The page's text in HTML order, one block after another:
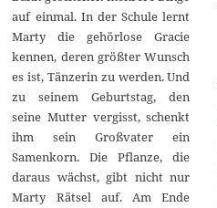
auf einmal. In der Schule lernt
Marty die gehörlose Gracie
kennen, deren größter Wunsch
es ist, Tänzerin zu werden. Und
zu seinem Geburtstag, den
seine Mutter vergisst, schenkt
ihm sein Großvater ein
Samenkorn. Die Pflanze, die
daraus wächst, gibt nicht nur
Marty Rätsel auf. Am Ende